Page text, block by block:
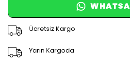
Ücretsiz Kargo
Yarın Kargoda